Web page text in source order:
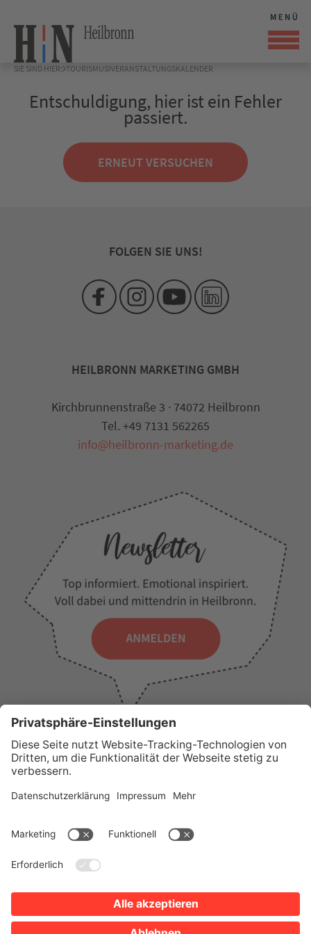
SIE SIND HIER: TOURISMUS VERANSTALTUNGSKALENDER
Entschuldigung, hier ist ein Fehler
passiert.
ERNEUT VERSUCHEN
FOLGEN SIE UNS!
WICHTIGE LINKS
PresseWir über unsTourist-Information
Erklärung zur Barrierefreiheit
Impressum
HEILBRONN MARKETING GMBH
Kirchbrunnenstraße 3 · 74072 Heilbronn
Tel. +49 7131 562265
info@heilbronn-marketing.de